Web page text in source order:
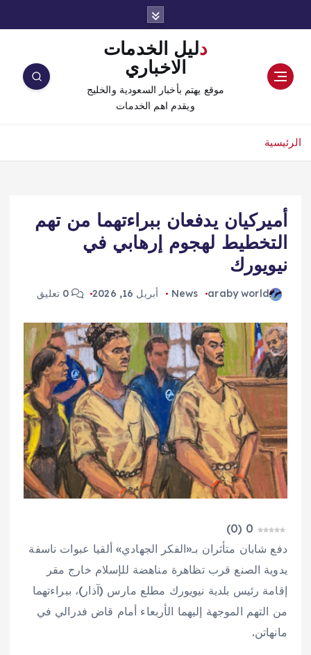
دليل الخدمات
الاخباري
موقع يهتم بأخبار السعودية والخليج
ويقدم اهم الخدمات
الرئيسية
أميركيان يدفعان ببراءتهما من تهم
التخطيط لهجوم إرهابي في
نيويورك
araby world
News أبريل 16, 2026 0 تعليق
0
(
0
)
دفع شابان متأثران بـ«الفكر الجهادي» ألقيا عبوات ناسفة
يدوية الصنع قرب تظاهرة مناهضة للإسلام خارج مقر
إقامة رئيس بلدية نيويورك مطلع مارس (آذار)، ببراءتهما
من التهم الموجهة إليهما الأربعاء أمام قاض فدرالي في
مانهاتن.